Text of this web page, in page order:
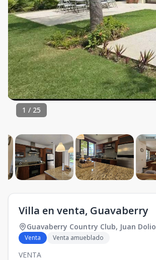
1 / 25
Villa en venta, Guavaberry
Guavaberry Country Club, Juan Dolio
Venta Venta amueblado
VENTA